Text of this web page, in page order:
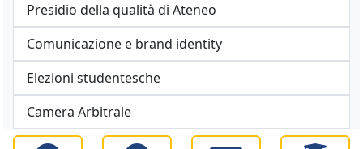
Presidio della qualità di Ateneo
Comunicazione e brand identity
Elezioni studentesche
Camera Arbitrale